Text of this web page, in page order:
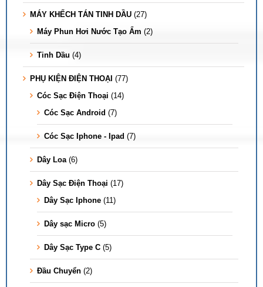
MÁY KHẾCH TÁN TINH DẦU (27)
Máy Phun Hơi Nước Tạo Ẩm (2)
Tinh Dầu (4)
PHỤ KIỆN ĐIỆN THOẠI (77)
Cóc Sạc Điện Thoại (14)
Cóc Sạc Android (7)
Cóc Sạc Iphone - Ipad (7)
Dây Loa (6)
Dây Sạc Điện Thoại (17)
Dây Sạc Iphone (11)
Dây sạc Micro (5)
Dây Sạc Type C (5)
Đầu Chuyển (2)